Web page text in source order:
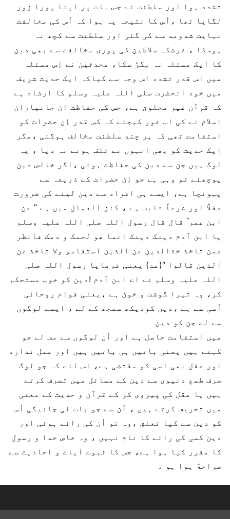
تشدد ہوا اور سلطنت نے جس بات پر اپنا پورا زور
لگایا تھا ،اُس کا نتیجہ یہ ہوا کہ اُس کی مخالفت
نہایت شدومد سے کی گئی اور سلطنت سے کچھ نہ
ہوسکا ، غرضکہ سلاطین کی پوری مخالفت سے بھی دین
کا ایک مسئلہ نہ بگڑ سکا، محدثین نے اِس مسئلہ
میں اس قدر تشدد اس وجہ سے کیاکہ ایک حدیث شریف
میں خود آنحضرت صلی اللہ علیہ وسلم کا ارشاد ہے
کہ قرآن غیر مخلوق ہے، جس کی حفاظت ان جانبازان
اسلام نے کی اب غور کیجئے کہ کس قدر اِن حضرات کو
استقامت تھی کہ ہر چند سلطنت مخالف ہوگئی ،مگر
ایک حدیث کو بھی انہوں نے تلف ہونے نہ دیا ، یہ
لوگ ہیں جن سے دین کی حفاظت ہوئی ،اگر خالص دین
پوچھئے تو وہی ہے جو اِن حضرات کے ذریعہ سے
پہونچا ہے، ایسے ہی افراد سے دین لینے کی ضرورت
عقلاً اور شرعاً ثابت ہے ، کنز العمال میں ہے ’’ عن
ابن عمر ؓ قال قال رسول اللہ صلی اللہ علیہ وسلم
یا ابن آدم دینک دینک انما ھو لحمک و دمک فانظر
عمن تاخذ خذالدین عن الذین استقامو ولا تاخذ عن
الذین قالوا ‘‘(عد) یعنی فرمایا رسول اللہ صلی
اللہ علیہ وسلم نے اے ابن آدم !دین کو خوب مستحکم
کر، وہ تیرا گوشت و خون ہے ،یعنی قوام روحانی
اُسی سے ہے ،دین کودیکھ سمجھ کے لے ، ایسے لوگوں
سے لے جن کو دین
میں استقامت حاصل ہے اور اُن لوگوں سے مت لے جو
کہتے ہیں یعنی باتیں ہی باتیں ہیں اور عمل ندارد
اور عقل بھی اسی کو مقتضی ہے، اس لئے کہ جو لوگ
صرف طمع دنیوی سے دین کے مسائل میں تصرف کرتے
ہیں یا عقل کی پیروی کر کے قرآن و حدیث کے معنی
میں تحریف کرتے ہیں ، اُن سے جو بات لی جائیگی اُس
کو دین سے کیا تعلق ،وہ تو اُن کی رائے ہوئی اور
دین کسی کی رائے کا نام نہیں ، وہ خاص خدا و رسول
کا مقرر کیا ہوا ہے، جس کا ثبوت آیات و احادیث سے
صراحۃً ہوا ہو ۔